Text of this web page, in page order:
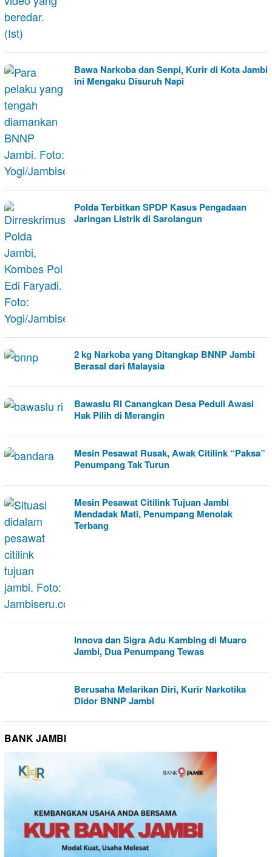
Bawa Narkoba dan Senpi, Kurir di Kota Jambi
ini Mengaku Disuruh Napi
Polda Terbitkan SPDP Kasus Pengadaan
Jaringan Listrik di Sarolangun
2 kg Narkoba yang Ditangkap BNNP Jambi
Berasal dari Malaysia
Bawaslu RI Canangkan Desa Peduli Awasi
Hak Pilih di Merangin
Mesin Pesawat Rusak, Awak Citilink “Paksa”
Penumpang Tak Turun
Mesin Pesawat Citilink Tujuan Jambi
Mendadak Mati, Penumpang Menolak
Terbang
Innova dan Sigra Adu Kambing di Muaro
Jambi, Dua Penumpang Tewas
Berusaha Melarikan Diri, Kurir Narkotika
Didor BNNP Jambi
BANK JAMBI